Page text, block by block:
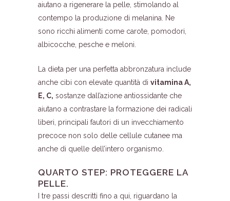
aiutano a rigenerare la pelle, stimolando al
contempo la produzione di melanina. Ne
sono ricchi alimenti come carote, pomodori,
albicocche, pesche e meloni.
La dieta per una perfetta abbronzatura include
anche cibi con elevate quantità di vitamina A,
E, C, sostanze dall’azione antiossidante che
aiutano a contrastare la formazione dei radicali
liberi, principali fautori di un invecchiamento
precoce non solo delle cellule cutanee ma
anche di quelle dell’intero organismo.
QUARTO STEP: PROTEGGERE LA
PELLE.
I tre passi descritti fino a qui, riguardano la